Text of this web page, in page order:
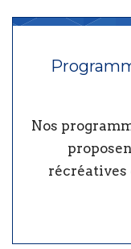
Nos
récréatives